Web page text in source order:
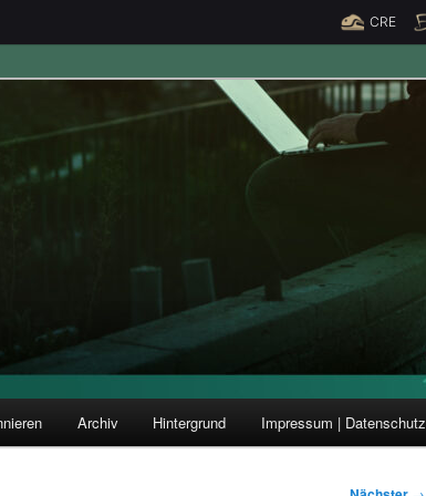
CRE
und Forschung
Archiv Hintergrund Impressum | Datenschutz